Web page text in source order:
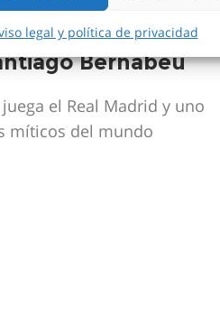
legal y política de privacidad
Bernabéu
el Real Madrid y uno
míticos del mundo